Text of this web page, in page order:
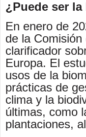
¿Puede ser
En enero de
de la
clarificador
Europa. El
usos de la
prácticas de
clima y la
últimas, como
plantaciones,